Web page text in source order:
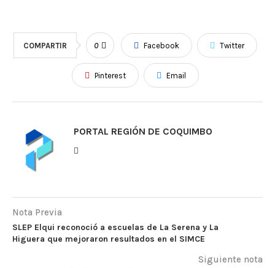
COMPARTIR 0 Facebook Twitter
Pinterest Email
PORTAL REGIÓN DE COQUIMBO
Nota Previa
SLEP Elqui reconoció a escuelas de La Serena y La
Higuera que mejoraron resultados en el SIMCE
Siguiente nota